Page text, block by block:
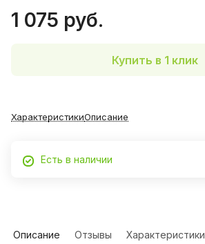
1 075 руб.
Купить в 1 клик
ХарактеристикиОписание
Есть в наличии
Описание Отзывы Характеристики